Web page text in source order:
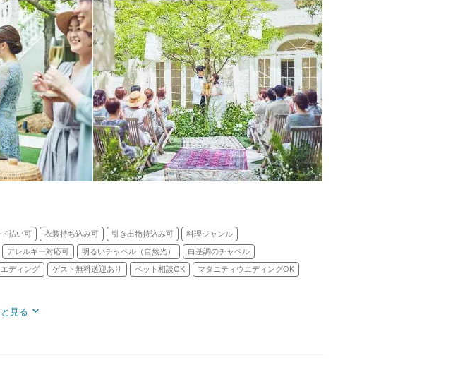
払い可 衣装持ち込み可 引き出物持込み可 料理ジャンル
アレルギー対応可 明るいチャペル（自然光） 白基調のチャペル
ディング ゲスト無料送迎あり ペット相談OK マタニティウエディングOK
見る